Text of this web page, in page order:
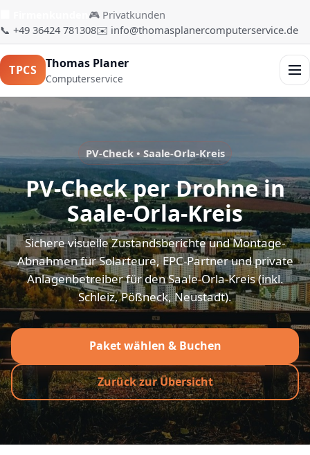
🎮 Privatkunden
📞 +49 36424 781308✉️ info@thomasplanercomputerservice.de
TPCS Thomas Planer
Computerservice
PV-Check • Saale-Orla-Kreis
PV-Check per Drohne in
Saale-Orla-Kreis
Sichere visuelle Zustandsberichte und Montage-
Abnahmen für Solarteure, EPC-Partner und private
Anlagenbetreiber für den Saale-Orla-Kreis (inkl.
Schleiz, Pößneck, Neustadt).
Paket wählen & Buchen
Zurück zur Übersicht